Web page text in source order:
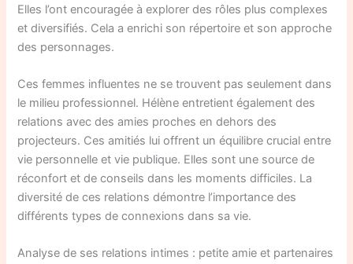
Elles l’ont encouragée à explorer des rôles plus complexes
et diversifiés. Cela a enrichi son répertoire et son approche
des personnages.
Ces femmes influentes ne se trouvent pas seulement dans
le milieu professionnel. Hélène entretient également des
relations avec des amies proches en dehors des
projecteurs. Ces amitiés lui offrent un équilibre crucial entre
vie personnelle et vie publique. Elles sont une source de
réconfort et de conseils dans les moments difficiles. La
diversité de ces relations démontre l’importance des
différents types de connexions dans sa vie.
Analyse de ses relations intimes : petite amie et partenaires